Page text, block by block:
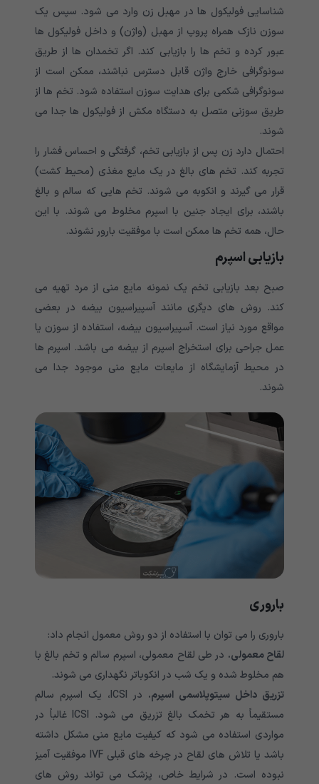
شناسایی فولیکول ها در مهبل زن وارد می شود. سپس یک
سوزن نازک همراه پروپ از مهبل (واژن) و داخل فولیکول ها
عبور کرده و تخم ها را بازیابی کند. اگر تخمدان ها از طریق
سونوگرافی خارج واژن قابل دسترس نباشند، ممکن است از
سونوگرافی شکمی برای هدایت سوزن استفاده شود. تخم ها از
طریق سوزنی متصل به دستگاه مکش از فولیکول ها جدا می
شوند.
احتمال دارد زن پس از بازیابی تخم، گرفتگی و احساس فشار را
تجربه کند. تخم های بالغ در یک مایع مغذی (محیط کشت)
قرار می گیرند و انکوبه می شوند. تخم هایی که سالم و بالغ
باشند، برای ایجاد جنین با اسپرم مخلوط می شوند. با این
حال، همه تخم ها ممکن است با موفقیت بارور نشوند.
بازیابی اسپرم
صبح بعد بازیابی تخم یک نمونه مایع منی از مرد تهیه می
کند. روش های دیگری مانند آسپیراسیون بیضه در بعضی
مواقع مورد نیاز است. آسپیراسیون بیضه، استفاده از سوزن یا
عمل جراحی برای استخراج اسپرم از بیضه می باشد. اسپرم ها
در محیط آزمایشگاه از مایعات مایع منی موجود جدا می
شوند.
باروری
باروری را می توان با استفاده از دو روش معمول انجام داد:
لقاح معمولی. در طی لقاح معمولی، اسپرم سالم و تخم بالغ با
هم مخلوط شده و یک شب در انکوباتر نگهداری می شوند.
تزریق داخل سیتوپلاسمی اسپرم.
در ICSI، یک اسپرم سالم
مستقیماً به هر تخمک بالغ تزریق می شود. ICSI غالباً در
مواردی استفاده می شود که کیفیت مایع منی مشکل داشته
باشد یا تلاش های لقاح در چرخه های قبلی IVF موفقیت آمیز
نبوده است. در شرایط خاص، پزشک می تواند روش های